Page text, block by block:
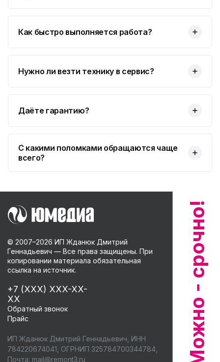
Как быстро выполняется работа?
Нужно ли везти технику в сервис?
Даёте гарантию?
С какими поломками обращаются чаще
всего?
© 2007–2026 ИП Жданюк Дмитрий
Геннадьевич — Все права защищены. При
копировании материала обязательная
ссылка на источник.
+7 (XXX) XXX-XX-
XX
Обратный звонок
Прайс
ИП Жданюк Дмитрий Геннадьевич, ИНН
784220674041, ОГРНИП 325784700344784,
Почта: mail@remont3.ru